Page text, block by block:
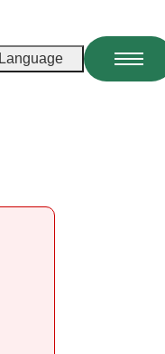
Language